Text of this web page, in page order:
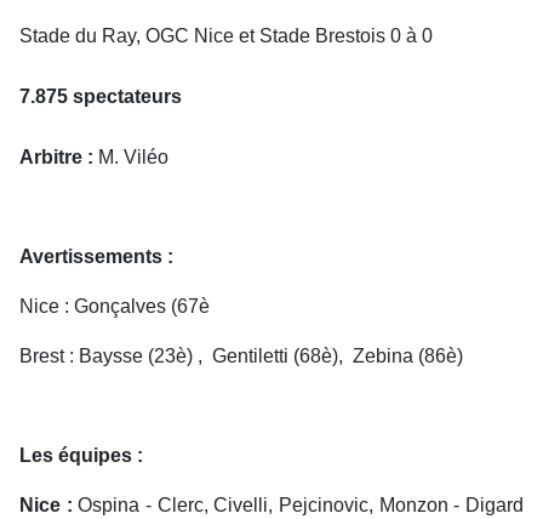
Stade du Ray, OGC Nice et Stade Brestois 0 à 0
7.875 spectateurs
Arbitre : M. Viléo
Avertissements :
Nice : Gonçalves (67è
Brest : Baysse (23è) , Gentiletti (68è), Zebina (86è)
Les équipes :
Nice : Ospina - Clerc, Civelli, Pejcinovic, Monzon - Digard